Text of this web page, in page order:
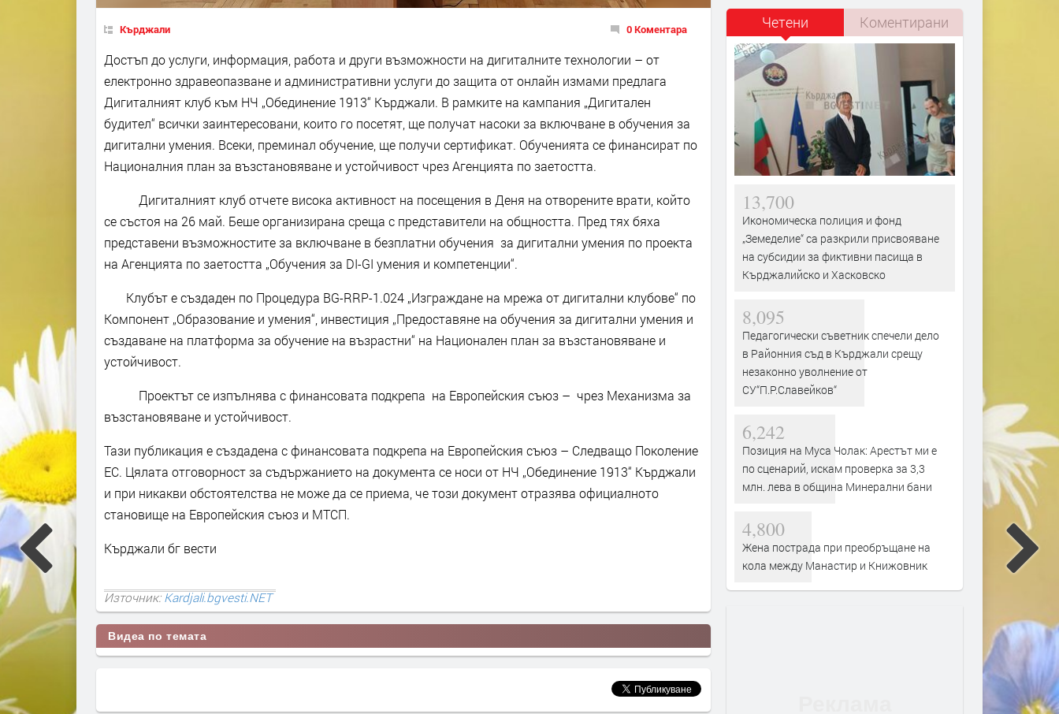
Кърджали 0 Коментара
Достъп до услуги, информация, работа и други възможности на дигиталните технологии – от
електронно здравеопазване и административни услуги до защита от онлайн измами предлага
Дигиталният клуб към НЧ „Обединение 1913“ Кърджали. В рамките на кампания „Дигитален
будител“ всички заинтересовани, които го посетят, ще получат насоки за включване в обучения за
дигитални умения. Всеки, преминал обучение, ще получи сертификат. Обученията се финансират по
Националния план за възстановяване и устойчивост чрез Агенцията по заетостта.
Дигиталният клуб отчете висока активност на посещения в Деня на отворените врати, който
се състоя на 26 май. Беше организирана среща с представители на общността. Пред тях бяха
представени възможностите за включване в безплатни обучения за дигитални умения по проекта
на Агенцията по заетостта „Обучения за DI-GI умения и компетенции“.
Клубът е създаден по Процедура BG-RRP-1.024 „Изграждане на мрежа от дигитални клубове“ по
Компонент „Образование и умения“, инвестиция „Предоставяне на обучения за дигитални умения и
създаване на платформа за обучение на възрастни“ на Национален план за възстановяване и
устойчивост.
Проектът се изпълнява с финансовата подкрепа на Европейския съюз – чрез Механизма за
възстановяване и устойчивост.
Тази публикация е създадена с финансовата подкрепа на Европейския съюз – Следващо Поколение
ЕС. Цялата отговорност за съдържанието на документа се носи от НЧ „Обединение 1913“ Кърджали
и при никакви обстоятелства не може да се приема, че този документ отразява официалното
становище на Европейския съюз и МТСП.
Кърджали бг вести
Източник:Kardjali.bgvesti.NET
Видеа по темата
Четени Коментирани
13,700
Икономическа полиция и фонд
„Земеделие“ са разкрили присвояване
на субсидии за фиктивни пасища в
Кърджалийско и Хасковско
8,095
Педагогически съветник спечели дело
в Районния съд в Кърджали срещу
незаконно уволнение от
СУ“П.Р.Славейков“
6,242
Позиция на Муса Чолак: Арестът ми е
по сценарий, искам проверка за 3,3
млн. лева в община Минерални бани
4,800
Жена пострада при преобръщане на
кола между Манастир и Книжовник